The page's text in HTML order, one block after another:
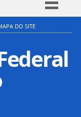
Participe
à informação
DO SITE